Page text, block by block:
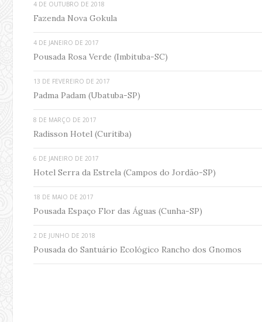
u
4 DE OUTUBRO DE 2018
Fazenda Nova Gokula
4 DE JANEIRO DE 2017
Pousada Rosa Verde (Imbituba-SC)
13 DE FEVEREIRO DE 2017
Padma Padam (Ubatuba-SP)
8 DE MARÇO DE 2017
Radisson Hotel (Curitiba)
6 DE JANEIRO DE 2017
Hotel Serra da Estrela (Campos do Jordão-SP)
18 DE MAIO DE 2017
Pousada Espaço Flor das Águas (Cunha-SP)
2 DE JUNHO DE 2018
Pousada do Santuário Ecológico Rancho dos Gnomos